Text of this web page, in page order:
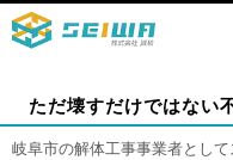
ただ壊すだけではない
岐阜市の解体工事事業者とし